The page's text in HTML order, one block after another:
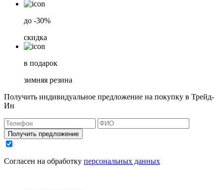
до -30%
скидка
в подарок
зимняя резина
Получить индивидуальное предложение на покупку в Трейд-
Ин
Получить предложение
Согласен на обработку персональных данных